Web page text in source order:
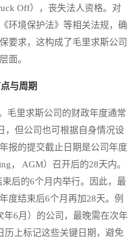
Off），丧失法人资格。对
环境保护法》等相关法规，确
要求，这构成了毛里求斯公司
面。
与周期
里求斯公司的财政年度通常
，但公司也可根据自身情况设
报的提交截止日期是公司年度
， AGM）召开后的28天内。
后的6个月内举行。因此，最
度结束后6个月再加28天。例
6月）的公司，最晚需在次年
历上标记这些关键日期，避免